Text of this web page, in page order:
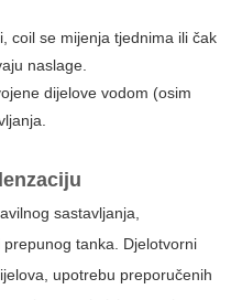
coil se mijenja tjednima ili čak
naslage.
dijelove vodom (osim
sastavljanja,
tanka. Djelotvorni
upotrebu preporučenih